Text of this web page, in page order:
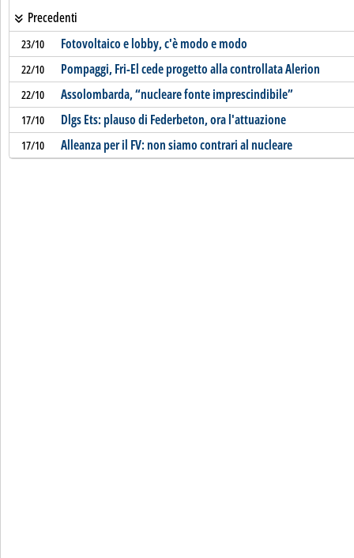
Precedenti
23/10 Fotovoltaico e lobby, c'è modo e modo
22/10 Pompaggi, Fri-El cede progetto alla controllata Alerion
22/10 Assolombarda, “nucleare fonte imprescindibile”
17/10 Dlgs Ets: plauso di Federbeton, ora l'attuazione
17/10 Alleanza per il FV: non siamo contrari al nucleare